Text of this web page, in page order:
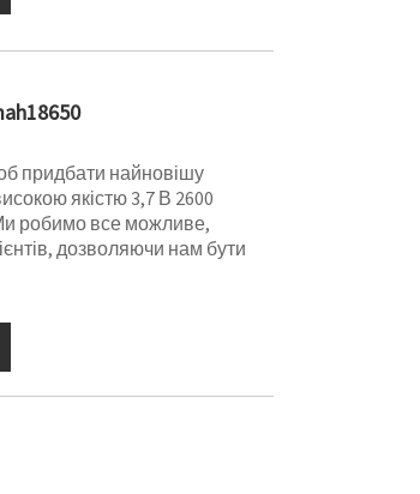
придбати найновішу
якістю 3,7 В 2600
робимо все можливе,
дозволяючи нам бути